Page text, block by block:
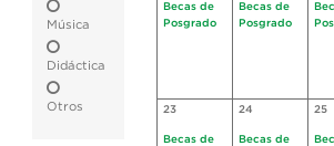
Música
Didáctica
Otros
Becas de
Posgrado
Becas de
Posgrado
23
Becas de
24
Becas de
25